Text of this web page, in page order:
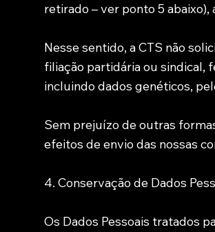
retirado – ver ponto 5
Nesse sentido, a CTS não
filiação partidária ou sindical,
incluindo dados genéticos,
Sem prejuízo de outras
efeitos de envio das nossas
4. Conservação de Dados
Os Dados Pessoais tratados